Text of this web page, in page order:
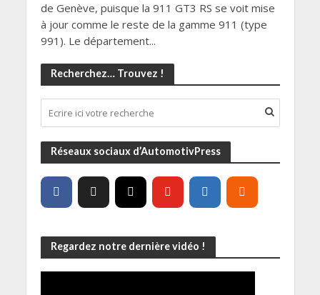
de Genève, puisque la 911 GT3 RS se voit mise
à jour comme le reste de la gamme 911 (type
991). Le département...
Recherchez… Trouvez !
Réseaux sociaux d’AutomotivPress
Regardez notre dernière vidéo !